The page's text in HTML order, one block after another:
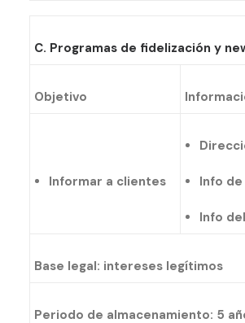
C. Programas de fidelización y
Objetivo
Informar a clientes Info
Info
Base legal: intereses legítimos
Periodo de almacenamiento: 5